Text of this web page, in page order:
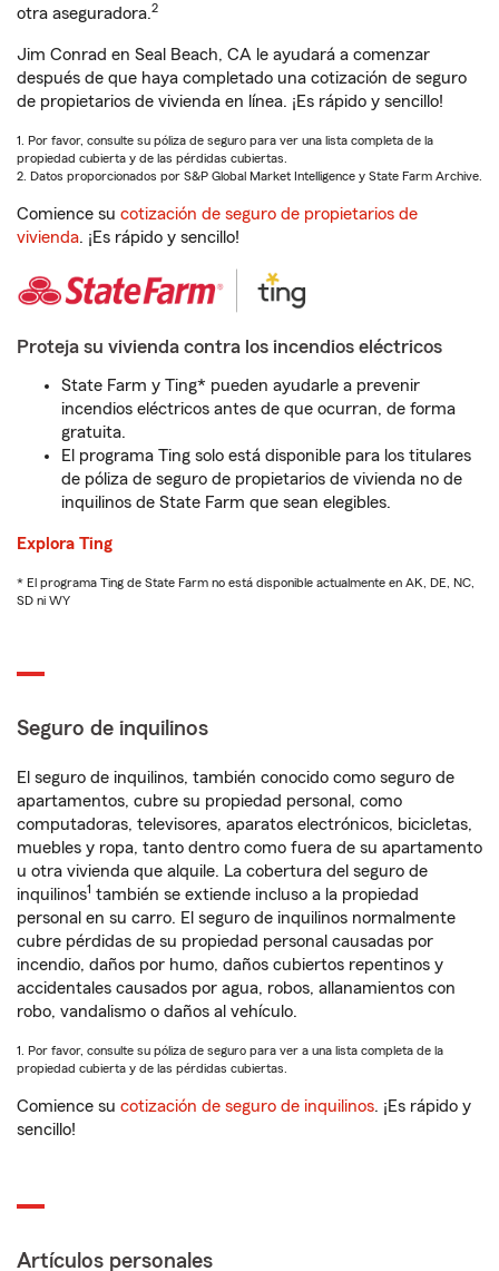
otra aseguradora.2
Jim Conrad en Seal Beach, CA le ayudará a comenzar
después de que haya completado una cotización de seguro
de propietarios de vivienda en línea. ¡Es rápido y sencillo!
1. Por favor, consulte su póliza de seguro para ver una lista completa de la
propiedad cubierta y de las pérdidas cubiertas.
2. Datos proporcionados por S&P Global Market Intelligence y State Farm Archive.
Comience su cotización de seguro de propietarios de
vivienda. ¡Es rápido y sencillo!
Proteja su vivienda contra los incendios eléctricos
State Farm y Ting* pueden ayudarle a prevenir
incendios eléctricos antes de que ocurran, de forma
gratuita.
El programa Ting solo está disponible para los titulares
de póliza de seguro de propietarios de vivienda no de
inquilinos de State Farm que sean elegibles.
Explora Ting
* El programa Ting de State Farm no está disponible actualmente en AK, DE, NC,
SD ni WY
Seguro de inquilinos
El seguro de inquilinos, también conocido como seguro de
apartamentos, cubre su propiedad personal, como
computadoras, televisores, aparatos electrónicos, bicicletas,
muebles y ropa, tanto dentro como fuera de su apartamento
u otra vivienda que alquile. La cobertura del seguro de
inquilinos1 también se extiende incluso a la propiedad
personal en su carro. El seguro de inquilinos normalmente
cubre pérdidas de su propiedad personal causadas por
incendio, daños por humo, daños cubiertos repentinos y
accidentales causados por agua, robos, allanamientos con
robo, vandalismo o daños al vehículo.
1. Por favor, consulte su póliza de seguro para ver a una lista completa de la
propiedad cubierta y de las pérdidas cubiertas.
Comience su cotización de seguro de inquilinos. ¡Es rápido y
sencillo!
Artículos personales